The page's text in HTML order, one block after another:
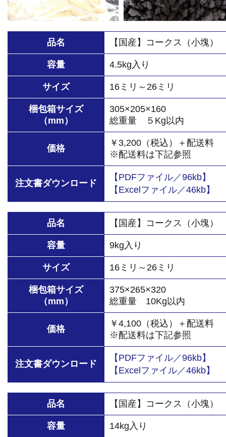
品名 【国産】コークス（小塊）
容量 4.5kg入り
サイズ 16ミリ～26ミリ
梱包箱サイズ
（mm）
305×205×160
総重量 ５Kg以内
価格
￥3,200（税込）＋配送料
※配送料は下記参照
注文書ダウンロード
【PDFファイル／96kb】
【Excelファイル／46kb】
品名 【国産】コークス（小塊）
容量 9kg入り
サイズ 16ミリ～26ミリ
梱包箱サイズ
（mm）
375×265×320
総重量 10Kg以内
価格
￥4,100（税込）＋配送料
※配送料は下記参照
注文書ダウンロード
【PDFファイル／96kb】
【Excelファイル／46kb】
品名 【国産】コークス（小塊）
容量 14kg入り